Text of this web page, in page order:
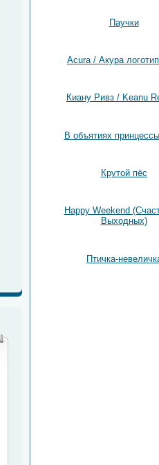
Паучки
Acura / Акура
Киану Ривз / Keanu
В объятиях
Крутой пёс
Happy Weekend
Выходных)
Птичка-